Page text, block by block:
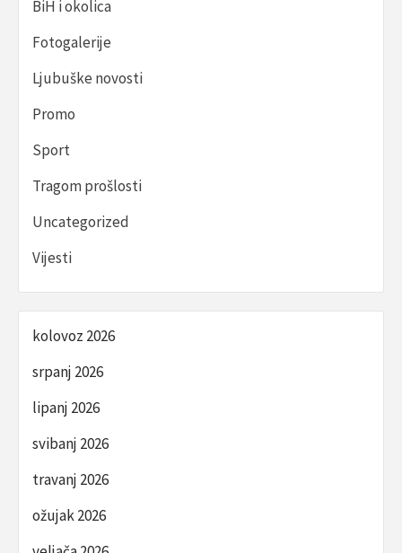
BiH i okolica
Fotogalerije
Ljubuške novosti
Promo
Sport
Tragom prošlosti
Uncategorized
Vijesti
kolovoz 2026
srpanj 2026
lipanj 2026
svibanj 2026
travanj 2026
ožujak 2026